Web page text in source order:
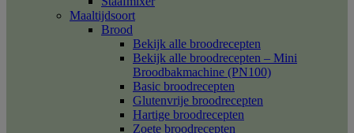
Maaltijdsoort
Brood
Bekijk alle broodrecepten
Bekijk alle broodrecepten – Mini
Broodbakmachine (PN100)
Basic broodrecepten
Glutenvrije broodrecepten
Hartige broodrecepten
Zoete broodrecepten